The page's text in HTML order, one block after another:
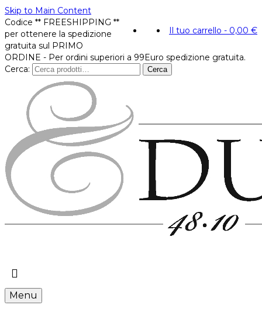
Skip to Main Content
Il tuo carrello - 0,00 €
Codice ** FREESHIPPING **
per ottenere la spedizione
gratuita sul PRIMO
ORDINE - Per ordini superiori a 99Euro spedizione gratuita.
Cerca:
Cerca
Menu